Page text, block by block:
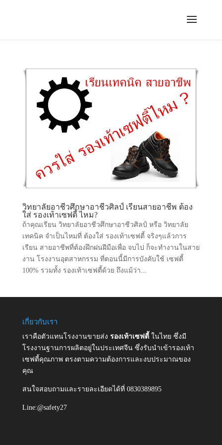
วิทยาลัยอาชีวศึกษาอาชีวศิลป์ เรียนสายอาชีพ ต้อง
ใส่ รองเท้าเซฟตี้ ไหม?
ถ้าคุณเรียน วิทยาลัยอาชีวศึกษาอาชีวศิลป์ หรือ วิทยาลัย
เทคนิค จำเป็นไหมที่ ต้องใส่ รองเท้าเซฟตี้ จริงๆแล้วการ
เรียน สายอาชีพที่ต้องฝึกฝนฝีมือเพื่อ จบไป ก็จะทำงานในสาย
งาน โรงงานอุตสาหกรรม ที่ตอนนี้มีการบังคับใช้ เซฟตี้
100% รวมทั้ง รองเท้าเซฟตี้ด้วย ถึงแม้ว่า...
เกี่ยวกับเรา
เราคือตัวแทนโรงงานขายส่ง รองเท้าเซฟตี้ ในไทย ซึ่งมี
โรงงานฐานการผลิตอยู่ในประเทศจีน ซึ่งรับนำเข้ารองเท้า
เซฟตี้คุณภาพ ตรงตามความต้องการและงบประมาณของ
คุณ
สนใจสอบถามและรายละเอียดได้ที่ 0830389895
Line:@safety27